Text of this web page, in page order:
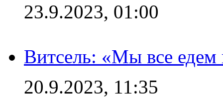
23.9.2023, 01:00
Витсель: «Мы все едем
20.9.2023, 11:35